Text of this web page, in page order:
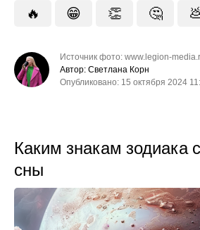
🔥 😁 👏 🤔
Источник фото: www.legion-
Автор: Светлана Корн
Опубликовано: 15 октября 2024
Каким знакам зодиака
сны